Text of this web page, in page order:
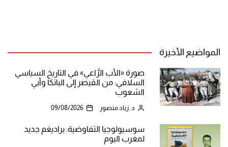
المواضيع الأخيرة
صورة «الأب الرَّاعي» في التاريخ السياسي
السلافي: من القيصر إلى الباتكا وأبي
الشعوب
د. زياد منصور 09/08/2026
سوسيولوجيا التفاوضية: براديغم جديد
لمغرب اليوم